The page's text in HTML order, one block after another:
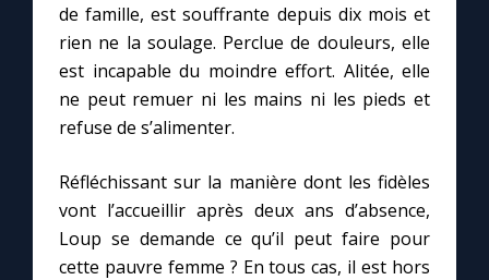
Me consacrer à Jésus par Marie
Mes intentions de prière
Une Minute avec Marie
Une neuvaine
de famille, est souffrante depuis dix mois et
rien ne la soulage. Perclue de douleurs, elle
est incapable du moindre effort. Alitée, elle
ne peut remuer ni les mains ni les pieds et
refuse de s’alimenter.
Réfléchissant sur la manière dont les fidèles
vont l’accueillir après deux ans d’absence,
Loup se demande ce qu’il peut faire pour
cette pauvre femme ? En tous cas, il est hors